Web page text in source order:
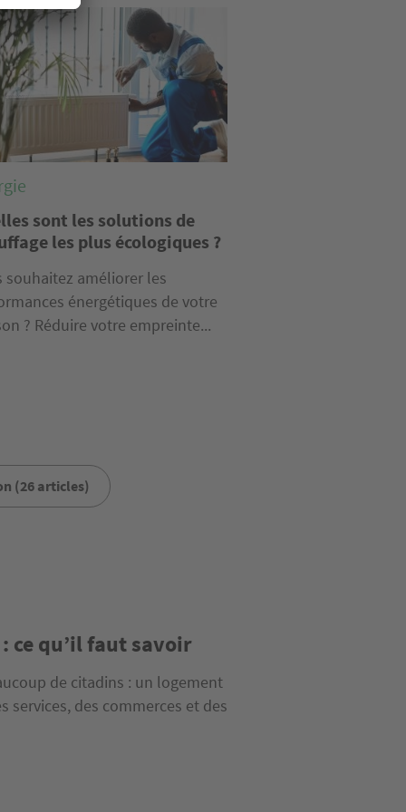
sont les solutions de
les plus écologiques ?
souhaitez améliorer les
énergétiques de votre
? Réduire votre empreinte...
(26 articles)
ce qu’il faut savoir
de citadins : un logement
services, des commerces et des